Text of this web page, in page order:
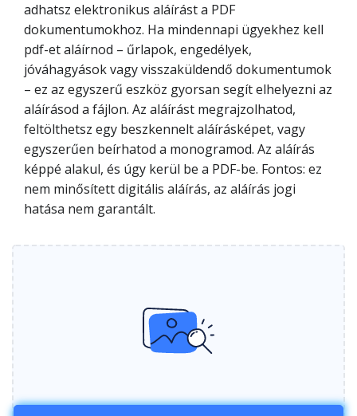
adhatsz elektronikus aláírást a PDF
dokumentumokhoz. Ha mindennapi ügyekhez kell
pdf-et aláírnod – űrlapok, engedélyek,
jóváhagyások vagy visszaküldendő dokumentumok
– ez az egyszerű eszköz gyorsan segít elhelyezni az
aláírásod a fájlon. Az aláírást megrajzolhatod,
feltölthetsz egy beszkennelt aláírásképet, vagy
egyszerűen beírhatod a monogramod. Az aláírás
képpé alakul, és úgy kerül be a PDF-be. Fontos: ez
nem minősített digitális aláírás, az aláírás jogi
hatása nem garantált.